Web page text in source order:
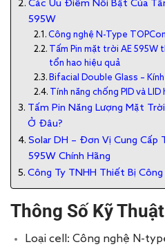
Các Ưu Điểm Nổi Bật Của
595W
Công nghệ N-Type
Tấm Pin mặt trời AE 595W
tổn hao hiệu quả
Bifacial Double Glass –
Tính năng chống PID và LID
Tấm Pin Năng Lượng Mặt
Ở Đâu?
Solar DH – Đơn Vị Cung Cấp
595W Chính Hãng
Công Ty TNHH Thiết Bị Công
Thông Số Kỹ
Loại cell: Công nghệ N-